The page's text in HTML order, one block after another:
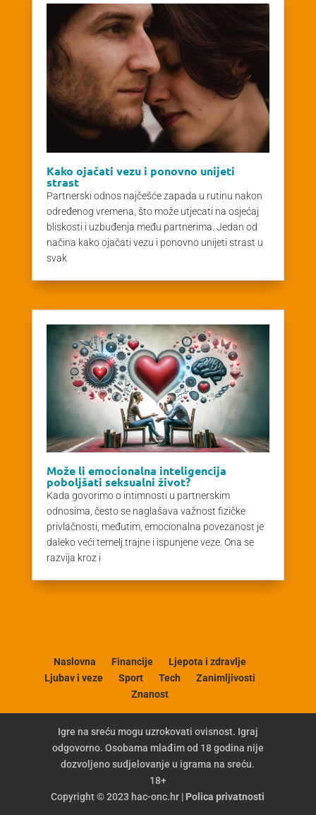
Kako ojačati vezu i ponovno unijeti
strast
Partnerski odnos najčešće zapada u rutinu nakon
određenog vremena, što može utjecati na osjećaj
bliskosti i uzbuđenja među partnerima. Jedan od
načina kako ojačati vezu i ponovno unijeti strast u
svak
Može li emocionalna inteligencija
poboljšati seksualni život?
Kada govorimo o intimnosti u partnerskim
odnosima, često se naglašava važnost fizičke
privlačnosti, međutim, emocionalna povezanost je
daleko veći temelj trajne i ispunjene veze. Ona se
razvija kroz i
Naslovna Financije
Ljepota i zdravlje
Ljubav i veze
Sport Tech
Zanimljivosti
Znanost
Igre na sreću mogu uzrokovati ovisnost. Igraj
odgovorno. Osobama mlađim od 18 godina nije
dozvoljeno sudjelovanje u igrama na sreću.
18+
Copyright © 2023 hac-onc.hr | Polica privatnosti